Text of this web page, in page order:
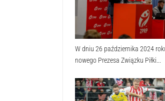
W dniu 26 października 2024
nowego Prezesa Związku Piłki...